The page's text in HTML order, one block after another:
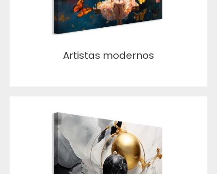
Artistas modernos